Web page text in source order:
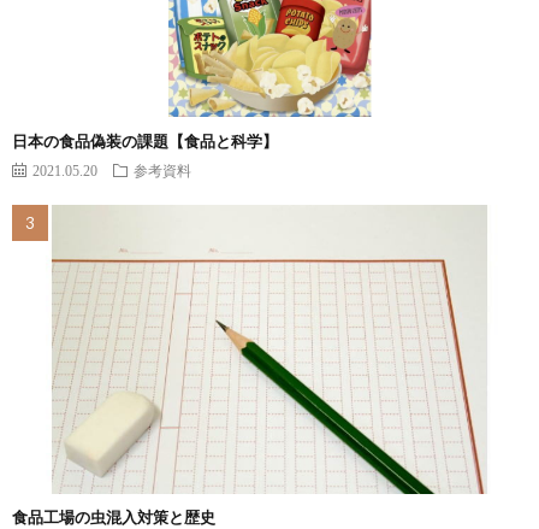
日本の食品偽装の課題【食品と科学】
2021.05.20 参考資料
食品工場の虫混入対策と歴史